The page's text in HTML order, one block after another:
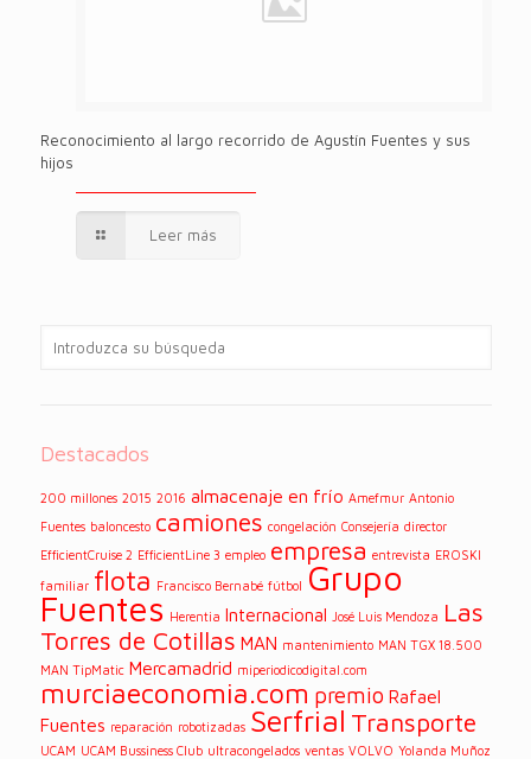
Reconocimiento al largo recorrido de Agustín Fuentes y sus
hijos
Leer más
Destacados
200 millones 2015 2016 almacenaje en frío Amefmur Antonio
Fuentes baloncesto camiones congelación Consejería director
EfficientCruise 2 EfficientLine 3 empleo empresa entrevista EROSKI
familiar flota Francisco Bernabé fútbol Grupo
Fuentes Herentia Internacional José Luis Mendoza Las
Torres de Cotillas MAN mantenimiento MAN TGX 18.500
MAN TipMatic Mercamadrid miperiodicodigital.com
murciaeconomia.com premio Rafael
Fuentes reparación robotizadas Serfrial Transporte
UCAM UCAM Bussiness Club ultracongelados ventas VOLVO Yolanda Muñoz